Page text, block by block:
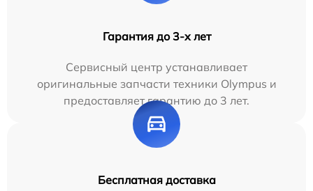
Гарантия до 3-х лет
Сервисный центр устанавливает
оригинальные запчасти техники Olympus и
предоставляет гарантию до 3 лет.
Бесплатная доставка